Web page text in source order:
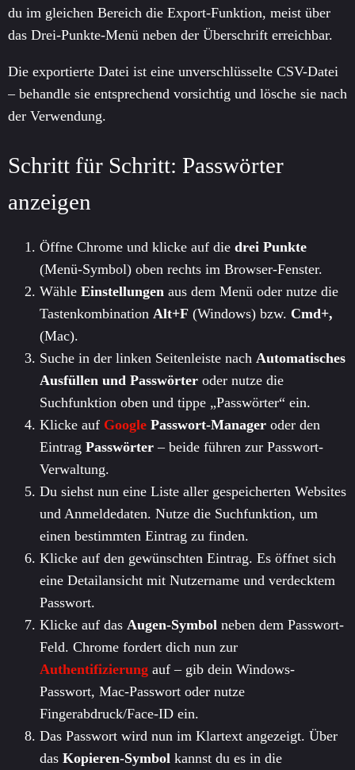
du im gleichen Bereich die Export-Funktion, meist über
das Drei-Punkte-Menü neben der Überschrift erreichbar.
Die exportierte Datei ist eine unverschlüsselte CSV-Datei
– behandle sie entsprechend vorsichtig und lösche sie nach
der Verwendung.
Schritt für Schritt: Passwörter
anzeigen
Öffne Chrome und klicke auf die drei Punkte
(Menü-Symbol) oben rechts im Browser-Fenster.
Wähle Einstellungen aus dem Menü oder nutze die
Tastenkombination Alt+F (Windows) bzw. Cmd+,
(Mac).
Suche in der linken Seitenleiste nach Automatisches
Ausfüllen und Passwörter oder nutze die
Suchfunktion oben und tippe „Passwörter“ ein.
Klicke auf Google Passwort-Manager oder den
Eintrag Passwörter – beide führen zur Passwort-
Verwaltung.
Du siehst nun eine Liste aller gespeicherten Websites
und Anmeldedaten. Nutze die Suchfunktion, um
einen bestimmten Eintrag zu finden.
Klicke auf den gewünschten Eintrag. Es öffnet sich
eine Detailansicht mit Nutzername und verdecktem
Passwort.
Klicke auf das Augen-Symbol neben dem Passwort-
Feld. Chrome fordert dich nun zur
Authentifizierung auf – gib dein Windows-
Passwort, Mac-Passwort oder nutze
Fingerabdruck/Face-ID ein.
Das Passwort wird nun im Klartext angezeigt. Über
das Kopieren-Symbol kannst du es in die